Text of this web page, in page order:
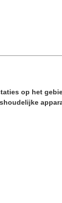
op het